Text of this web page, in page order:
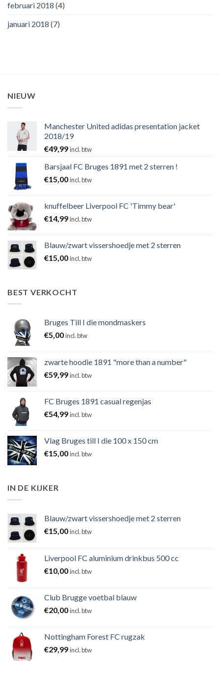
februari 2018 (4)
januari 2018 (7)
NIEUW
Manchester United adidas presentation jacket
2018/19
€49,99incl. btw
Barsjaal FC Bruges 1891 met 2 sterren !
€15,00incl. btw
knuffelbeer Liverpool FC 'Timmy bear'
€14,99incl. btw
Blauw/zwart vissershoedje met 2 sterren
€15,00incl. btw
BEST VERKOCHT
Bruges Till I die mondmaskers
€5,00incl. btw
zwarte hoodie 1891 "more than a number"
€59,99incl. btw
FC Bruges 1891 casual regenjas
€54,99incl. btw
Vlag Bruges till I die 100 x 150 cm
€15,00incl. btw
IN DE KIJKER
Blauw/zwart vissershoedje met 2 sterren
€15,00incl. btw
Liverpool FC aluminium drinkbus 500 cc
€10,00incl. btw
Club Brugge voetbal blauw
€20,00incl. btw
Nottingham Forest FC rugzak
€29,99incl. btw